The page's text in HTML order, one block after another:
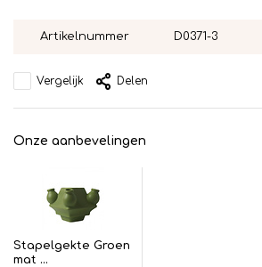
Artikelnummer D0371-3
Vergelijk Delen
Onze aanbevelingen
Stapelgekte Groen
mat ...